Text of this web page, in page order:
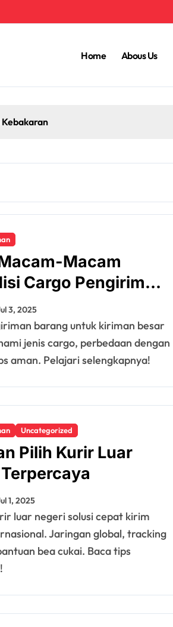
Home Abous Us
Macam
Cargo Pengiriman
3, 2025
jenis cargo, perbedaan dengan
aman. Pelajari selengkapnya!
Uncategorized
Pilih Kurir Luar
1, 2025
Jaringan global, tracking
bea cukai. Baca tips